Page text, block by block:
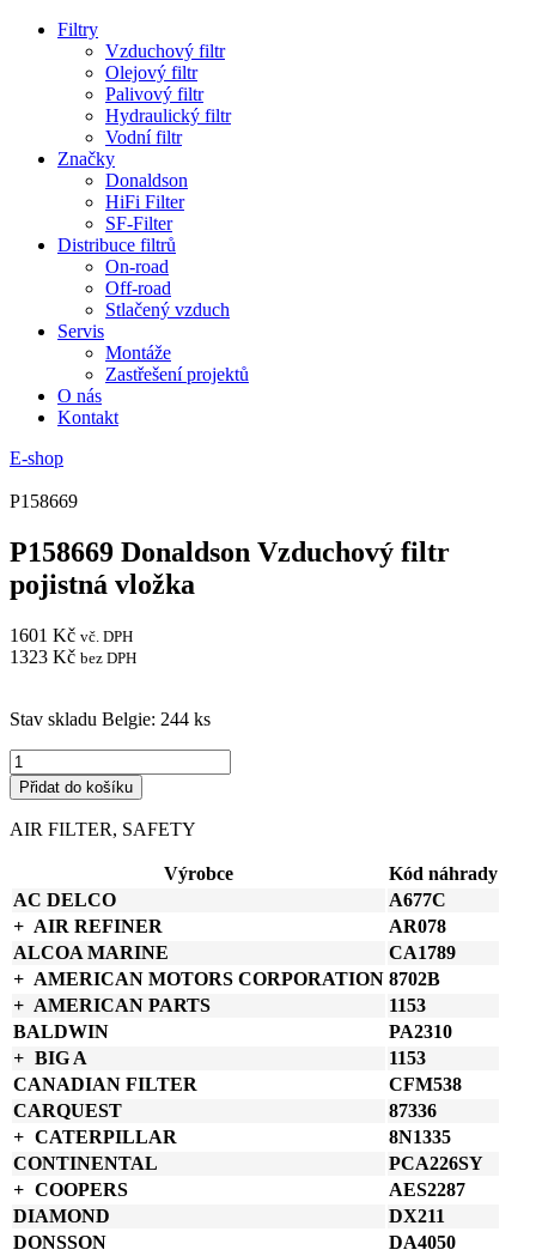
Filtry
Vzduchový filtr
Olejový filtr
Palivový filtr
Hydraulický filtr
Vodní filtr
Značky
Donaldson
HiFi Filter
SF-Filter
Distribuce filtrů
On-road
Off-road
Stlačený vzduch
Servis
Montáže
Zastřešení projektů
O nás
Kontakt
E-shop
P158669
P158669 Donaldson Vzduchový filtr
pojistná vložka
1601 Kč vč. DPH
1323 Kč bez DPH
Stav skladu Belgie: 244 ks
P158669
Donaldson
Vzduchový
filtr
Přidat do košíku
AIR FILTER, SAFETY
Výrobce
Kód náhrady
AC DELCO
A677C
AIR REFINER
AR078
ALCOA MARINE
CA1789
AMERICAN MOTORS CORPORATION 8702B
AMERICAN PARTS
1153
BALDWIN
PA2310
BIG A
1153
CANADIAN FILTER
CFM538
CARQUEST
87336
CATERPILLAR
8N1335
CONTINENTAL
PCA226SY
COOPERS
AES2287
DIAMOND
DX211
DONSSON
DA4050